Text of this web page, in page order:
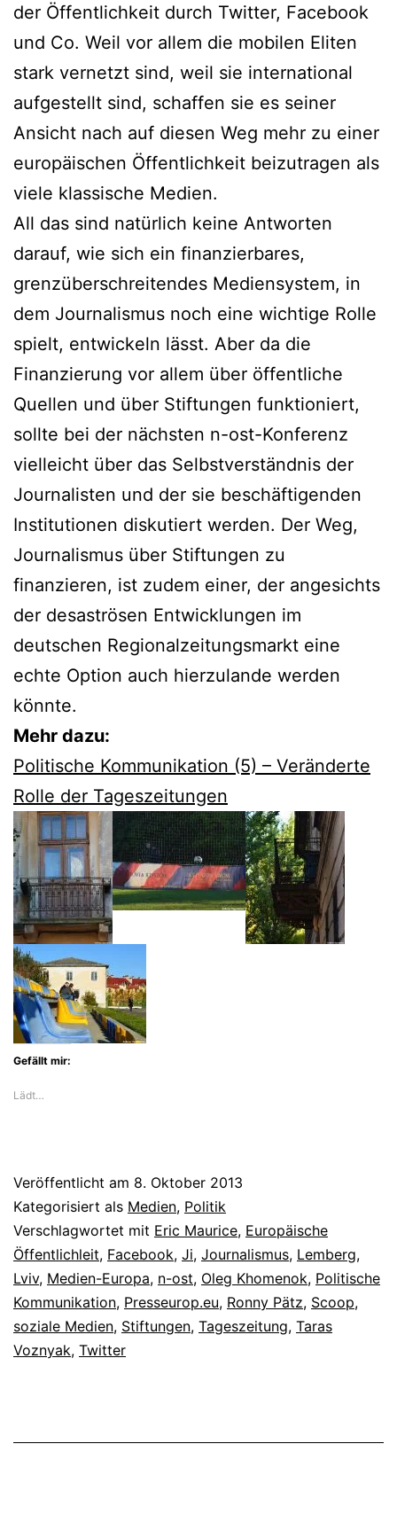
der Öffentlichkeit durch Twitter, Facebook
und Co. Weil vor allem die mobilen Eliten
stark vernetzt sind, weil sie international
aufgestellt sind, schaffen sie es seiner
Ansicht nach auf diesen Weg mehr zu einer
europäischen Öffentlichkeit beizutragen als
viele klassische Medien.
All das sind natürlich keine Antworten
darauf, wie sich ein finanzierbares,
grenzüberschreitendes Mediensystem, in
dem Journalismus noch eine wichtige Rolle
spielt, entwickeln lässt. Aber da die
Finanzierung vor allem über öffentliche
Quellen und über Stiftungen funktioniert,
sollte bei der nächsten n-ost-Konferenz
vielleicht über das Selbstverständnis der
Journalisten und der sie beschäftigenden
Institutionen diskutiert werden. Der Weg,
Journalismus über Stiftungen zu
finanzieren, ist zudem einer, der angesichts
der desaströsen Entwicklungen im
deutschen Regionalzeitungsmarkt eine
echte Option auch hierzulande werden
könnte.
Mehr dazu:
Politische Kommunikation (5) – Veränderte
Rolle der Tageszeitungen
Gefällt mir:
Lädt…
Veröffentlicht am 8. Oktober 2013
Kategorisiert als Medien, Politik
Verschlagwortet mit Eric Maurice, Europäische
Öffentlichleit, Facebook, Ji, Journalismus, Lemberg,
Lviv, Medien-Europa, n-ost, Oleg Khomenok, Politische
Kommunikation, Presseurop.eu, Ronny Pätz, Scoop,
soziale Medien, Stiftungen, Tageszeitung, Taras
Voznyak, Twitter